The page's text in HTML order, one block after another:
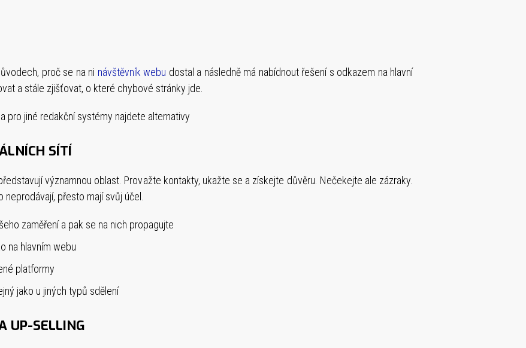
proč se na ni návštěvník webu dostal a následně má nabídnout řešení s odkazem na hlavní
a stále zjišťovat, o které chybové stránky jde.
pro jiné redakční systémy najdete alternativy
SÍTÍ
významnou oblast. Provažte kontakty, ukažte se a získejte důvěru. Nečekejte ale zázraky.
přesto mají svůj účel.
zaměření a pak se na nich propagujte
na hlavním webu
platformy
jako u jiných typů sdělení
UP-SELLING